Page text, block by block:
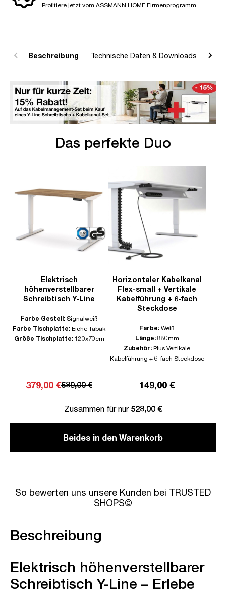
Profitiere jetzt vom ASSMANN HOME Firmenprogramm
Beschreibung Technische Daten & Downloads
Das perfekte Duo
Elektrisch
höhenverstellbarer
Schreibtisch Y-Line
Farbe Gestell: Signalweiß
Farbe Tischplatte: Eiche Tabak
Größe Tischplatte: 120x70cm
379,00 €589,00 €
Horizontaler Kabelkanal
Flex-small + Vertikale
Kabelführung + 6-fach
Steckdose
Farbe: Weiß
Länge: 880mm
Zubehör: Plus Vertikale
Kabelführung + 6-fach Steckdose
149,00 €
Zusammen für nur 528,00 €
Beides in den Warenkorb
So bewerten uns unsere Kunden bei TRUSTED
SHOPS©
Beschreibung
Elektrisch höhenverstellbarer
Schreibtisch Y-Line – Erlebe